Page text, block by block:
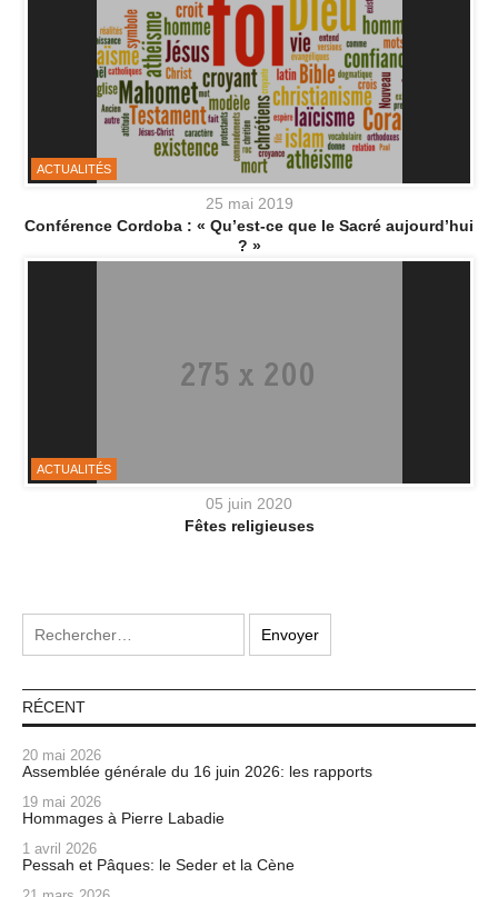
ACTUALITÉS
25 mai 2019
Conférence Cordoba : « Qu’est-ce que le Sacré aujourd’hui
? »
ACTUALITÉS
05 juin 2020
Fêtes religieuses
RÉCENT
20 mai 2026
Assemblée générale du 16 juin 2026: les rapports
19 mai 2026
Hommages à Pierre Labadie
1 avril 2026
Pessah et Pâques: le Seder et la Cène